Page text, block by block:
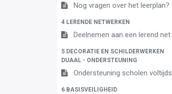
Nog vragen over het leerplan?
4 LERENDE NETWERKEN
Deelnemen aan een lerend netwerk
5 DECORATIE EN SCHILDERWERKEN
DUAAL - ONDERSTEUNING
Ondersteuning scholen voltijds onderwijs en centra leren en werken
6 BASISVEILIGHEID